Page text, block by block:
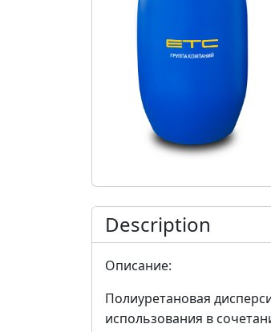
Description
Описание:
Полиуретановая
использования в